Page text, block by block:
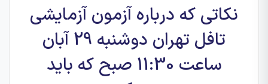
نکاتی که درباره آزمون آزمایشی
تافل تهران دوشنبه 29 آبان
ساعت 11:30 صبح که باید